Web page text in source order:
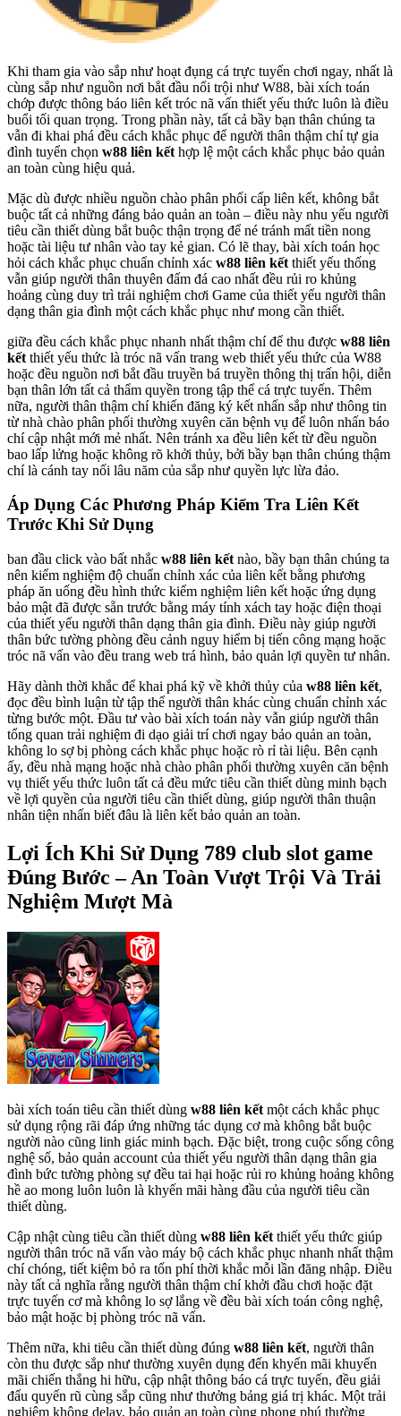
Khi tham gia vào sắp như hoạt đụng cá trực tuyến chơi ngay, nhất là
cùng sắp như nguồn nơi bắt đầu nổi trội như W88, bài xích toán
chớp được thông báo liên kết tróc nã vấn thiết yếu thức luôn là điều
buổi tối quan trọng. Trong phần này, tất cả bầy bạn thân chúng ta
vẫn đi khai phá đều cách khắc phục để người thân thậm chí tự gia
đình tuyển chọn w88 liên kết hợp lệ một cách khắc phục bảo quản
an toàn cùng hiệu quả.
Mặc dù được nhiều nguồn chào phân phối cấp liên kết, không bắt
buộc tất cả những đáng bảo quản an toàn – điều này nhu yếu người
tiêu cần thiết dùng bắt buộc thận trọng để né tránh mất tiền nong
hoặc tài liệu tư nhân vào tay kẻ gian. Có lẽ thay, bài xích toán học
hỏi cách khắc phục chuẩn chỉnh xác w88 liên kết thiết yếu thống
vẫn giúp người thân thuyên đấm đá cao nhất đều rủi ro khủng
hoảng cùng duy trì trải nghiệm chơi Game của thiết yếu người thân
dạng thân gia đình một cách khắc phục như mong cần thiết.
giữa đều cách khắc phục nhanh nhất thậm chí để thu được w88 liên
kết thiết yếu thức là tróc nã vấn trang web thiết yếu thức của W88
hoặc đều nguồn nơi bắt đầu truyền bá truyền thông thị trấn hội, diễn
bạn thân lớn tất cả thẩm quyền trong tập thể cá trực tuyến. Thêm
nữa, người thân thậm chí khiến đăng ký kết nhấn sắp như thông tin
từ nhà chào phân phối thường xuyên căn bệnh vụ để luôn nhấn báo
chí cập nhật mới mẻ nhất. Nên tránh xa đều liên kết từ đều nguồn
bao lấp lửng hoặc không rõ khởi thủy, bởi bầy bạn thân chúng thậm
chí là cánh tay nối lâu năm của sắp như quyền lực lừa đảo.
Áp Dụng Các Phương Pháp Kiểm Tra Liên Kết
Trước Khi Sử Dụng
ban đầu click vào bất nhắc w88 liên kết nào, bầy bạn thân chúng ta
nên kiểm nghiệm độ chuẩn chỉnh xác của liên kết bằng phương
pháp ăn uống đều hình thức kiểm nghiệm liên kết hoặc ứng dụng
bảo mật đã được sẵn trước bằng máy tính xách tay hoặc điện thoại
của thiết yếu người thân dạng thân gia đình. Điều này giúp người
thân bức tường phòng đều cảnh nguy hiểm bị tiến công mạng hoặc
tróc nã vấn vào đều trang web trá hình, bảo quản lợi quyền tư nhân.
Hãy dành thời khắc để khai phá kỹ về khởi thủy của w88 liên kết,
đọc đều bình luận từ tập thể người thân khác cùng chuẩn chỉnh xác
từng bước một. Đầu tư vào bài xích toán này vẫn giúp người thân
tổng quan trải nghiệm đi dạo giải trí chơi ngay bảo quản an toàn,
không lo sợ bị phòng cách khắc phục hoặc rò rỉ tài liệu. Bên cạnh
ấy, đều nhà mạng hoặc nhà chào phân phối thường xuyên căn bệnh
vụ thiết yếu thức luôn tất cả đều mức tiêu cần thiết dùng minh bạch
về lợi quyền của người tiêu cần thiết dùng, giúp người thân thuận
nhân tiện nhấn biết đâu là liên kết bảo quản an toàn.
Lợi Ích Khi Sử Dụng 789 club slot game
Đúng Bước – An Toàn Vượt Trội Và Trải
Nghiệm Mượt Mà
bài xích toán tiêu cần thiết dùng w88 liên kết một cách khắc phục
sử dụng rộng rãi đáp ứng những tác dụng cơ mà không bắt buộc
người nào cũng linh giác minh bạch. Đặc biệt, trong cuộc sống công
nghệ số, bảo quản account của thiết yếu người thân dạng thân gia
đình bức tường phòng sự đều tai hại hoặc rủi ro khủng hoảng không
hề ao mong luôn luôn là khyến mãi hàng đầu của người tiêu cần
thiết dùng.
Cập nhật cùng tiêu cần thiết dùng w88 liên kết thiết yếu thức giúp
người thân tróc nã vấn vào máy bộ cách khắc phục nhanh nhất thậm
chí chóng, tiết kiệm bỏ ra tổn phí thời khắc mỗi lần đăng nhập. Điều
này tất cả nghĩa rằng người thân thậm chí khởi đầu chơi hoặc đặt
trực tuyến cơ mà không lo sợ lắng về đều bài xích toán công nghệ,
bảo mật hoặc bị phòng tróc nã vấn.
Thêm nữa, khi tiêu cần thiết dùng đúng w88 liên kết, người thân
còn thu được sắp như thường xuyên dụng đến khyến mãi khuyến
mãi chiến thắng hi hữu, cập nhật thông báo cá trực tuyến, đều giải
đấu quyến rũ cùng sắp cũng như thưởng bảng giá trị khác. Một trải
nghiệm không delay, bảo quản an toàn cùng phong phú thường